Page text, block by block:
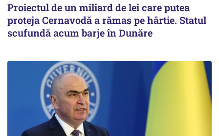
Proiectul de un miliard de lei care putea
proteja Cernavodă a rămas pe hârtie. Statul
scufundă acum barje în Dunăre